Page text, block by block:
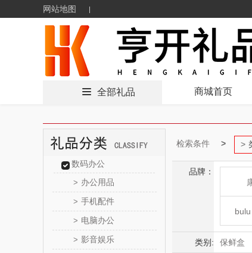
网站地图
全部礼品 商城首页
数码办公
> 办公用品
> 手机配件
> 电脑办公
> 影音娱乐
检索条件
品牌：
类别: 保鲜盒